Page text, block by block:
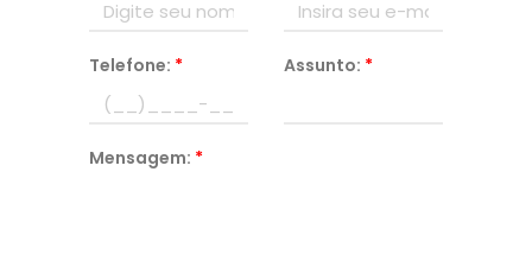
Telefone: * Assunto: *
Mensagem: *